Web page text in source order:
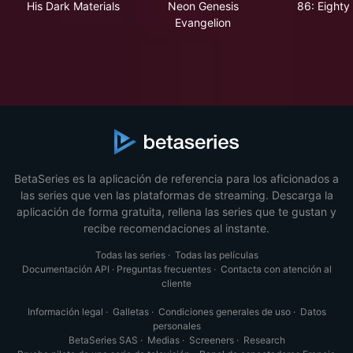
His Dark Materials
Neon Genesis
Evangelion
86: Eighty
BetaSeries es la aplicación de referencia para los aficionados a
las series que ven las plataformas de streaming. Descarga la
aplicación de forma gratuita, rellena las series que te gustan y
recibe recomendaciones al instante.
Todas las series· Todas las películas
Documentación API · Preguntas frecuentes· Contacta con atención al
cliente
Información legal · Galletas· Condiciones generales de uso· Datos
personales
BetaSeries SAS · Medias· Screeners· Research